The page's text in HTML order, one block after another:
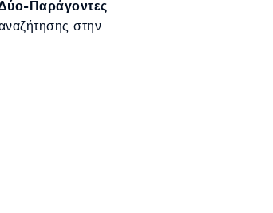
Παράγοντες
στην